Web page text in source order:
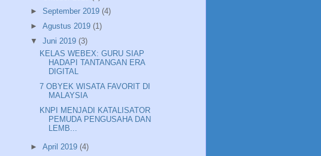
► September 2019 (4)
► Agustus 2019 (1)
▼ Juni 2019 (3)
KELAS WEBEX: GURU SIAP
HADAPI TANTANGAN ERA
DIGITAL
7 OBYEK WISATA FAVORIT DI
MALAYSIA
KNPI MENJADI KATALISATOR
PEMUDA PENGUSAHA DAN
LEMB...
► April 2019 (4)